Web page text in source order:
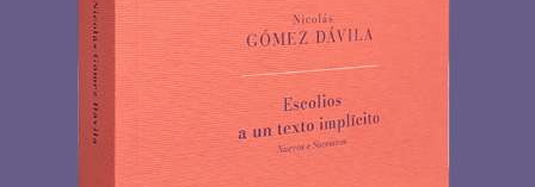
una coerenza sistematica in queste glosse, sono tutti
sforzi inutili. L’opera gomezdaviliana, sostiene Franco
Volpi, «si presenta come un recinto chiuso: non esiste
passo razionale o deduzione logica che serva ad
entrare. L’unica maniera di farlo è lanciarsi al suo
interno. Comprendere, in questo caso, è davvero una
questione di empatia».